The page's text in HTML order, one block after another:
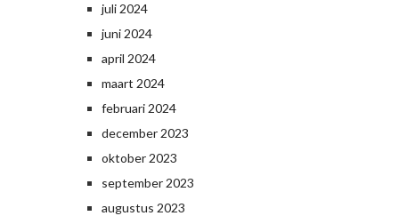
juli 2024
juni 2024
april 2024
maart 2024
februari 2024
december 2023
oktober 2023
september 2023
augustus 2023